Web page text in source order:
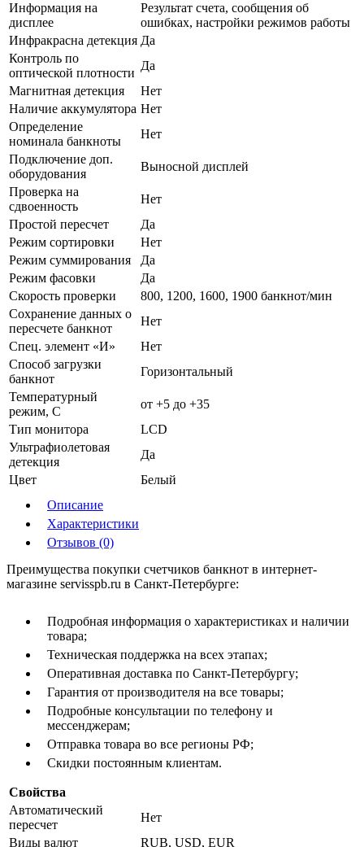
Информация на
дисплее
Результат счета, сообщения об
ошибках, настройки режимов работы
Инфракрасна детекция Да
Контроль по
оптической плотности
Да
Магнитная детекция
Нет
Наличие аккумулятора Нет
Определение
номинала банкноты
Нет
Подключение доп.
оборудования
Выносной дисплей
Проверка на
сдвоенность
Нет
Простой пересчет
Да
Режим сортировки
Нет
Режим суммирования
Да
Режим фасовки
Да
Скорость проверки
800, 1200, 1600, 1900 банкнот/мин
Сохранение данных о
пересчете банкнот
Нет
Спец. элемент «И»
Нет
Способ загрузки
банкнот
Горизонтальный
Температурный
режим, С
от +5 до +35
Тип монитора
LCD
Ультрафиолетовая
детекция
Да
Цвет
Белый
Описание
Характеристики
Отзывов (0)
Преимущества покупки счетчиков банкнот в интернет-
магазине servisspb.ru в Санкт-Петербурге:
Подробная информация о характеристиках и наличии
товара;
Техническая поддержка на всех этапах;
Оперативная доставка по Санкт-Петербургу;
Гарантия от производителя на все товары;
Подробные консультации по телефону и
мессенджерам;
Отправка товара во все регионы РФ;
Скидки постоянным клиентам.
Свойства
Автоматический
пересчет
Нет
Виды валют
RUB, USD, EUR